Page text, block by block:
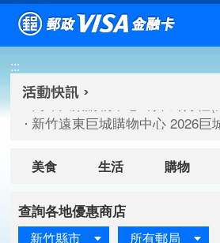
跳到主要內容區塊
:::
高雄大樂購物中心 刷卡郵好禮
臺北三創生活 有點東西第2波
高雄大樂購物中心 刷卡郵好禮
新竹遠東巨城購物中心 2026巨
美食 生活 購物
查詢各地優惠商店
新竹縣市 所有郵局